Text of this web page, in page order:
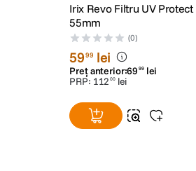
Irix Revo Filtru UV Protect
55mm
(0)
5999 lei
Preț anterior:69 99 lei
PRP: 112 00 lei